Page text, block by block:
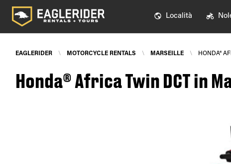
Località
EAGLERIDER \ MOTORCYCLE RENTALS \ MARSEILLE \ HONDA®
Honda® Africa Twin DCT in